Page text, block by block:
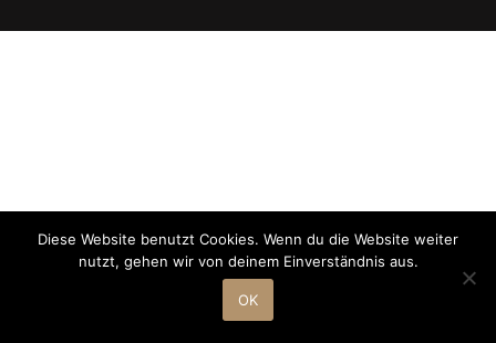
Diese Website benutzt Cookies. Wenn du die Website weiter
nutzt, gehen wir von deinem Einverständnis aus.
OK